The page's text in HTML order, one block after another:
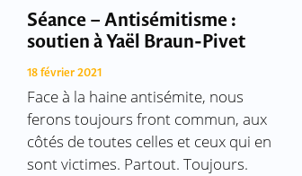
Séance – Antisémitisme :
soutien à Yaël Braun-Pivet
18 février 2021
Face à la haine antisémite, nous
ferons toujours front commun, aux
côtés de toutes celles et ceux qui en
sont victimes. Partout. Toujours.